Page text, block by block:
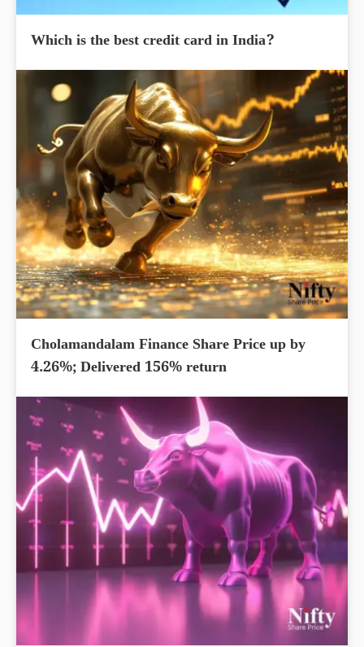
Which is the best credit card in India?
Cholamandalam Finance Share Price up by
4.26%; Delivered 156% return